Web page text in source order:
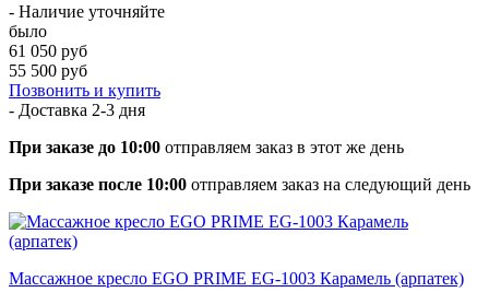
- Наличие уточняйте
было
61 050 руб
55 500 руб
Позвонить и купить
- Доставка 2-3 дня
При заказе до 10:00 отправляем заказ в этот же день
При заказе после 10:00 отправляем заказ на следующий день
Массажное кресло EGO PRIME EG-1003 Карамель (арпатек)